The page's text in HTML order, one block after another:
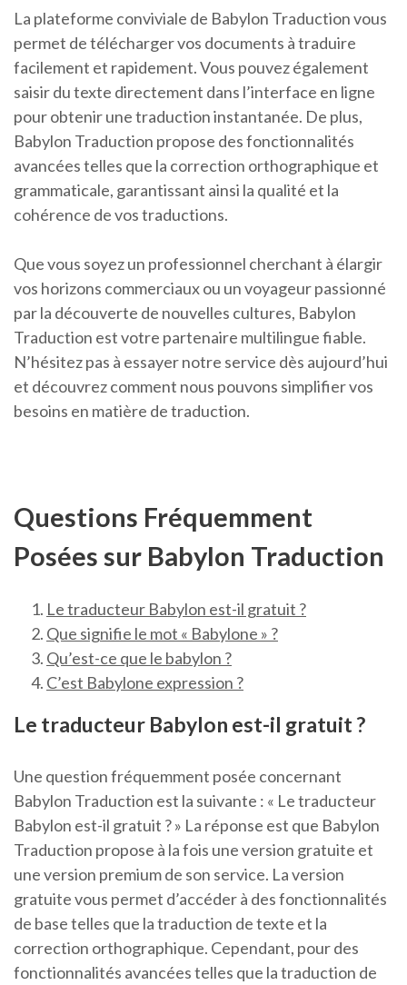
La plateforme conviviale de Babylon Traduction vous
permet de télécharger vos documents à traduire
facilement et rapidement. Vous pouvez également
saisir du texte directement dans l’interface en ligne
pour obtenir une traduction instantanée. De plus,
Babylon Traduction propose des fonctionnalités
avancées telles que la correction orthographique et
grammaticale, garantissant ainsi la qualité et la
cohérence de vos traductions.
Que vous soyez un professionnel cherchant à élargir
vos horizons commerciaux ou un voyageur passionné
par la découverte de nouvelles cultures, Babylon
Traduction est votre partenaire multilingue fiable.
N’hésitez pas à essayer notre service dès aujourd’hui
et découvrez comment nous pouvons simplifier vos
besoins en matière de traduction.
Questions Fréquemment
Posées sur Babylon Traduction
Le traducteur Babylon est-il gratuit ?
Que signifie le mot « Babylone » ?
Qu’est-ce que le babylon ?
C’est Babylone expression ?
Le traducteur Babylon est-il gratuit ?
Une question fréquemment posée concernant
Babylon Traduction est la suivante : « Le traducteur
Babylon est-il gratuit ? » La réponse est que Babylon
Traduction propose à la fois une version gratuite et
une version premium de son service. La version
gratuite vous permet d’accéder à des fonctionnalités
de base telles que la traduction de texte et la
correction orthographique. Cependant, pour des
fonctionnalités avancées telles que la traduction de